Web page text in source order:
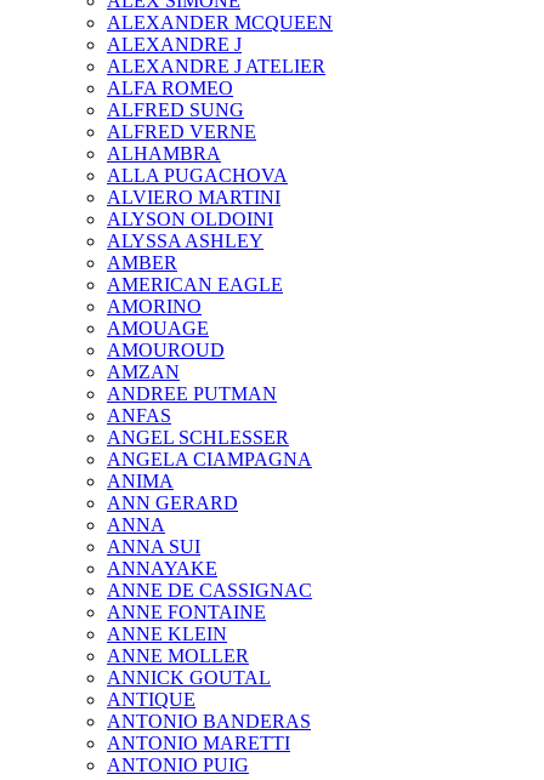
ALEXANDER MCQUEEN
ALEXANDRE J
ALEXANDRE J ATELIER
ALFA ROMEO
ALFRED SUNG
ALFRED VERNE
ALHAMBRA
ALLA PUGACHOVA
ALVIERO MARTINI
ALYSON OLDOINI
ALYSSA ASHLEY
AMBER
AMERICAN EAGLE
AMORINO
AMOUAGE
AMOUROUD
AMZAN
ANDREE PUTMAN
ANFAS
ANGEL SCHLESSER
ANGELA CIAMPAGNA
ANIMA
ANN GERARD
ANNA
ANNA SUI
ANNAYAKE
ANNE DE CASSIGNAC
ANNE FONTAINE
ANNE KLEIN
ANNE MOLLER
ANNICK GOUTAL
ANTIQUE
ANTONIO BANDERAS
ANTONIO MARETTI
ANTONIO PUIG